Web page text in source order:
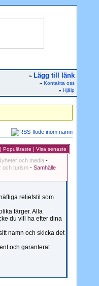
» Lägg till länk
» Kontakta oss
» Hjälp
| Populäraste | Visa senaste
och media -
och turism - Samhälle
reliefstil som
färger. Alla
du vill ha efter dina
namn och skicka det
och garanterat